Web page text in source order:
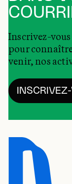
Inscrivez-
pour
venir, nos